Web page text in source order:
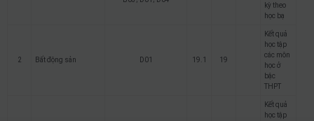
kỳ theo
học bạ
2 Bất động sản D01 19.1 19
Kết quả
học tập
các môn
học ở
bậc
THPT
Kết quả
học tập